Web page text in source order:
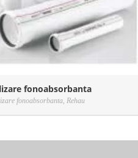
fonoabsorbanta
fonoabsorbanta,Rehau